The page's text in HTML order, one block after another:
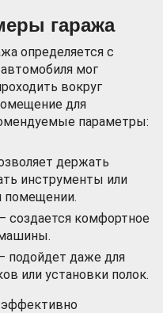
гаража
определяется с
мог
вокруг
для
параметры:
держать
инструменты или
помещении.
создается комфортное
подойдет даже для
или установки полок.